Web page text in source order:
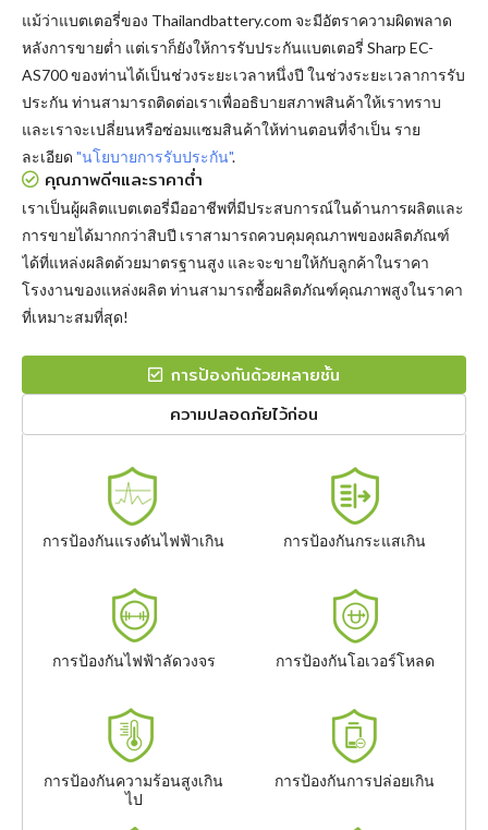
แม้ว่าแบตเตอรี่ของ Thailandbattery.com จะมีอัตราความผิดพลาด
หลังการขายต่ำ แต่เราก็ยังให้การรับประกันแบตเตอรี่ Sharp EC-
AS700 ของท่านได้เป็นช่วงระยะเวลาหนึ่งปี ในช่วงระยะเวลาการรับ
ประกัน ท่านสามารถติดต่อเราเพื่ออธิบายสภาพสินค้าให้เราทราบ
และเราจะเปลี่ยนหรือซ่อมแซมสินค้าให้ท่านตอนที่จำเป็น ราย
ละเอียด "นโยบายการรับประกัน".
คุณภาพดีๆและราคาต่ำ
เราเป็นผู้ผลิตแบตเตอรี่มืออาชีพที่มีประสบการณ์ในด้านการผลิตและ
การขายได้มากกว่าสิบปี เราสามารถควบคุมคุณภาพของผลิตภัณฑ์
ได้ที่แหล่งผลิตด้วยมาตรฐานสูง และจะขายให้กับลูกค้าในราคา
โรงงานของแหล่งผลิต ท่านสามารถซื้อผลิตภัณฑ์คุณภาพสูงในราคา
ที่เหมาะสมที่สุด!
การป้องกันด้วยหลายชั้น
ความปลอดภัยไว้ก่อน
การป้องกันแรงดันไฟฟ้าเกิน การป้องกันกระแสเกิน
การป้องกันไฟฟ้าลัดวงจร การป้องกันโอเวอร์โหลด
การป้องกันความร้อนสูงเกิน
ไป
การป้องกันการปล่อยเกิน